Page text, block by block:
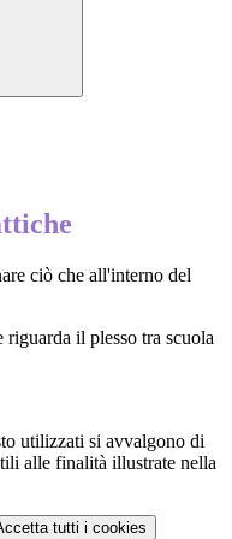
ciò che all'interno del
il plesso tra scuola
utilizzati si avvalgono di
alle finalità illustrate nella
tutti i cookies